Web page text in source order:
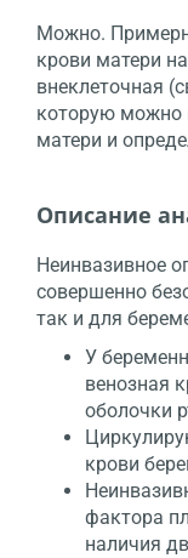
Можно.
крови матери
внеклеточная
которую можно
матери и
Описание
Неинвазивное
совершенно
так и для
У
венозная
оболочки
крови
фактора
наличия